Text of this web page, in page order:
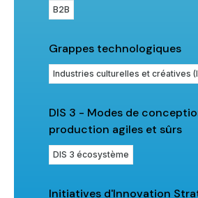
B2B
Grappes technologiques
Industries culturelles et créatives
DIS 3 - Modes de
production agiles et sûrs
DIS 3 écosystème
Initiatives d'Innovation